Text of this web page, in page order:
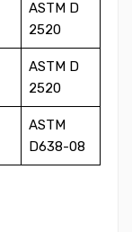
ASTM D
2520
ASTM D
2520
ASTM
D638-08